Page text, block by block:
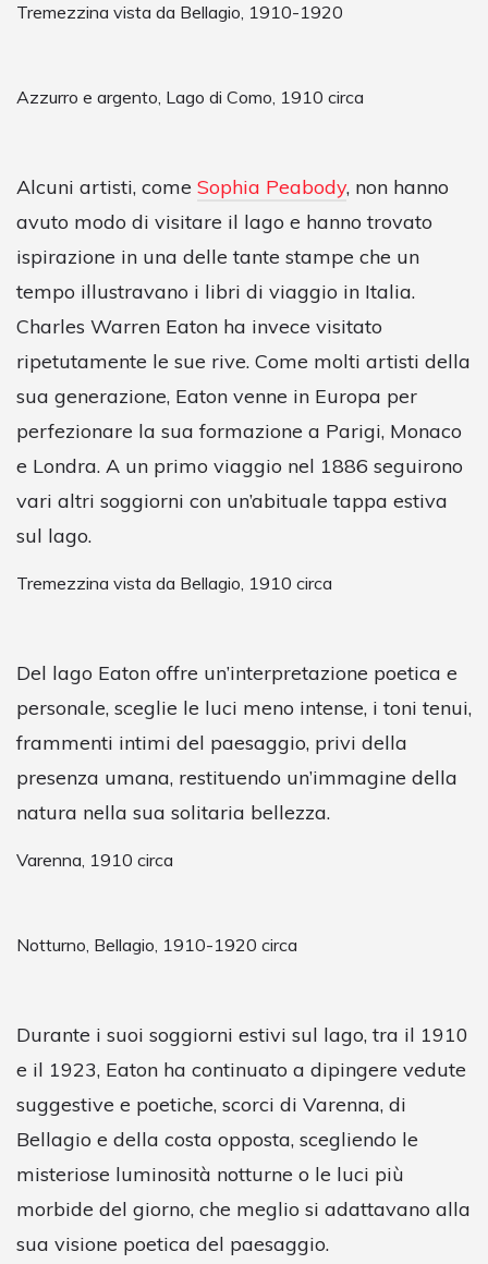
Tremezzina vista da Bellagio, 1910-1920
Azzurro e argento, Lago di Como, 1910 circa
Alcuni artisti, come Sophia Peabody, non hanno
avuto modo di visitare il lago e hanno trovato
ispirazione in una delle tante stampe che un
tempo illustravano i libri di viaggio in Italia.
Charles Warren Eaton ha invece visitato
ripetutamente le sue rive. Come molti artisti della
sua generazione, Eaton venne in Europa per
perfezionare la sua formazione a Parigi, Monaco
e Londra. A un primo viaggio nel 1886 seguirono
vari altri soggiorni con un’abituale tappa estiva
sul lago.
Tremezzina vista da Bellagio, 1910 circa
Del lago Eaton offre un’interpretazione poetica e
personale, sceglie le luci meno intense, i toni tenui,
frammenti intimi del paesaggio, privi della
presenza umana, restituendo un’immagine della
natura nella sua solitaria bellezza.
Varenna, 1910 circa
Notturno, Bellagio, 1910-1920 circa
Durante i suoi soggiorni estivi sul lago, tra il 1910
e il 1923, Eaton ha continuato a dipingere vedute
suggestive e poetiche, scorci di Varenna, di
Bellagio e della costa opposta, scegliendo le
misteriose luminosità notturne o le luci più
morbide del giorno, che meglio si adattavano alla
sua visione poetica del paesaggio.